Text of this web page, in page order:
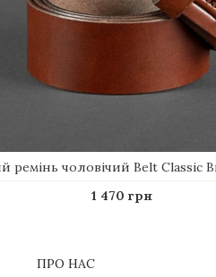
ремінь чоловічий Belt Сlassic
1 470 грн
ПРО НАС